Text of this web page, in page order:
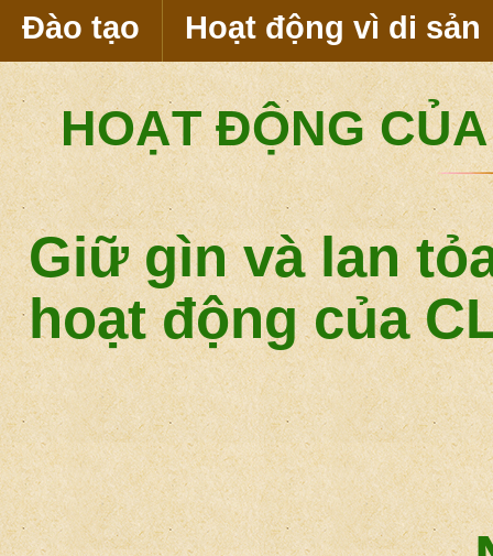
Đào tạo
Hoạt động vì di sản
HOẠT ĐỘNG
Giữ gìn và lan
hoạt động của